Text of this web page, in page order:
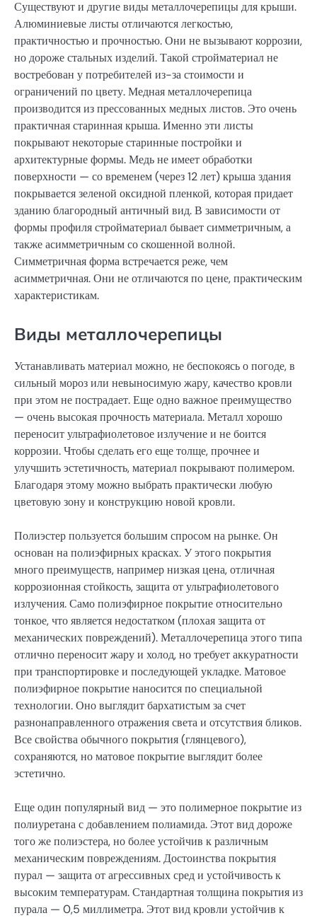
Существуют и другие виды металлочерепицы для крыши.
Алюминиевые листы отличаются легкостью,
практичностью и прочностью. Они не вызывают коррозии,
но дороже стальных изделий. Такой стройматериал не
востребован у потребителей из-за стоимости и
ограничений по цвету. Медная металлочерепица
производится из прессованных медных листов. Это очень
практичная старинная крыша. Именно эти листы
покрывают некоторые старинные постройки и
архитектурные формы. Медь не имеет обработки
поверхности — со временем (через 12 лет) крыша здания
покрывается зеленой оксидной пленкой, которая придает
зданию благородный античный вид. В зависимости от
формы профиля стройматериал бывает симметричным, а
также асимметричным со скошенной волной.
Симметричная форма встречается реже, чем
асимметричная. Они не отличаются по цене, практическим
характеристикам.
Виды металлочерепицы
Устанавливать материал можно, не беспокоясь о погоде, в
сильный мороз или невыносимую жару, качество кровли
при этом не пострадает. Еще одно важное преимущество
— очень высокая прочность материала. Металл хорошо
переносит ультрафиолетовое излучение и не боится
коррозии. Чтобы сделать его еще толще, прочнее и
улучшить эстетичность, материал покрывают полимером.
Благодаря этому можно выбрать практически любую
цветовую зону и конструкцию новой кровли.
Полиэстер пользуется большим спросом на рынке. Он
основан на полиэфирных красках. У этого покрытия
много преимуществ, например низкая цена, отличная
коррозионная стойкость, защита от ультрафиолетового
излучения. Само полиэфирное покрытие относительно
тонкое, что является недостатком (плохая защита от
механических повреждений). Металлочерепица этого типа
отлично переносит жару и холод, но требует аккуратности
при транспортировке и последующей укладке. Матовое
полиэфирное покрытие наносится по специальной
технологии. Оно выглядит бархатистым за счет
разнонаправленного отражения света и отсутствия бликов.
Все свойства обычного покрытия (глянцевого),
сохраняются, но матовое покрытие выглядит более
эстетично.
Еще один популярный вид — это полимерное покрытие из
полиуретана с добавлением полиамида. Этот вид дороже
того же полиэстера, но более устойчив к различным
механическим повреждениям. Достоинства покрытия
пурал — защита от агрессивных сред и устойчивость к
высоким температурам. Стандартная толщина покрытия из
пурала — 0,5 миллиметра. Этот вид кровли устойчив к